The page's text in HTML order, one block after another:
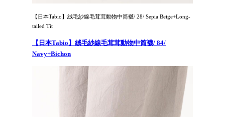
【日本Tabio】絨毛紗線毛茸茸動物中筒襪/ 28/ Sepia Beige+Long-
tailed Tit
【日本Tabio】絨毛紗線毛茸茸動物中筒襪/ 84/
Navy+Bichon